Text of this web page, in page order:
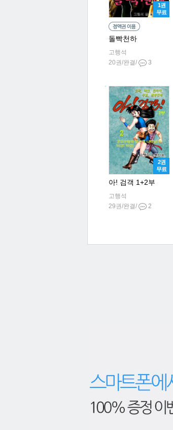
1권
무료
돌빡천하
고행석
20권/완결/
3
2권
무료
아! 검객 1+2부
고행석
29권/완결/
2